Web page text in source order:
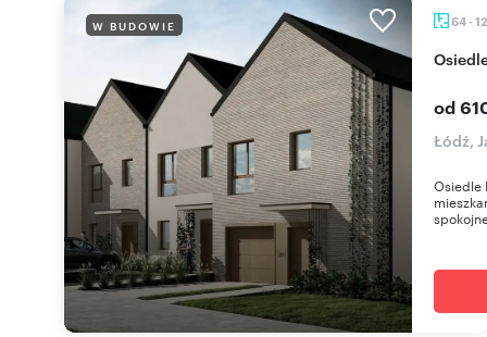
W BUDOWIE 64 -
od
Łódź,
Osiedle